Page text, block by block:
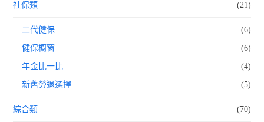
社保類 (21)
二代健保 (6)
健保櫥窗 (6)
年金比一比 (4)
新舊勞退選擇 (5)
綜合類 (70)